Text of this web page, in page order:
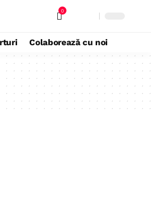
0
Colaborează cu noi